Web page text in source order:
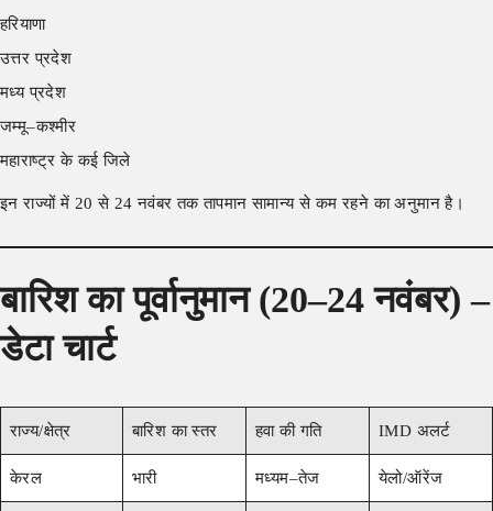
हरियाणा
उत्तर प्रदेश
मध्य प्रदेश
जम्मू–कश्मीर
महाराष्ट्र के कई जिले
इन राज्यों में 20 से 24 नवंबर तक तापमान सामान्य से कम रहने का अनुमान है।
बारिश का पूर्वानुमान (20–24 नवंबर) –
डेटा चार्ट
राज्य/क्षेत्र बारिश का स्तर हवा की गति IMD अलर्ट
केरल भारी मध्यम–तेज येलो/ऑरेंज